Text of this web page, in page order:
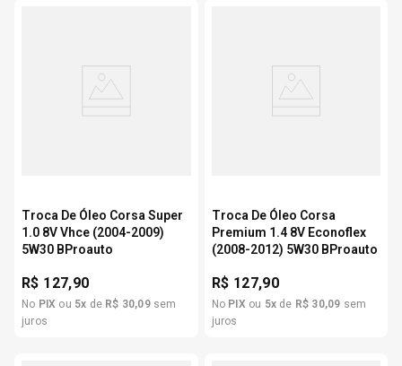
Troca De Óleo Corsa Super
1.0 8V Vhce (2004-2009)
5W30 BProauto
R$ 127,90
No PIX ou 5x de R$ 30,09sem
juros
Troca De Óleo Corsa
Premium 1.4 8V Econoflex
(2008-2012) 5W30 BProauto
R$ 127,90
No PIX ou 5xde R$ 30,09 sem
juros